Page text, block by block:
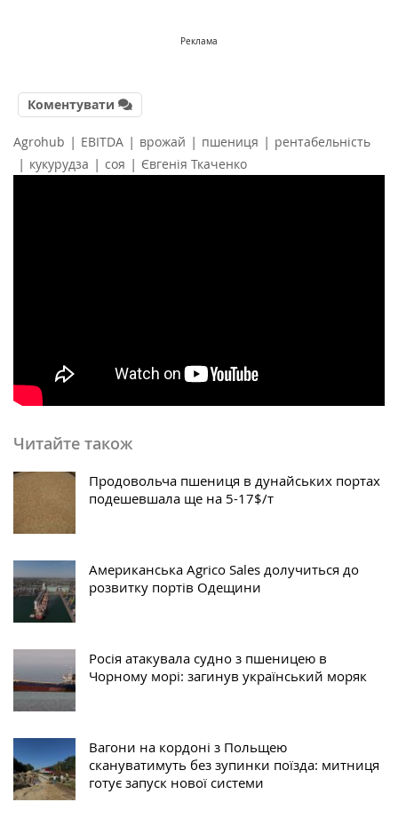
Реклама
Коментувати
Agrohub | EBITDA | врожай | пшениця | рентабельність
| кукурудза | соя | Євгенія Ткаченко
Читайте також
Продовольча пшениця в дунайських портах
подешевшала ще на 5-17$/т
Американська Agrico Sales долучиться до
розвитку портів Одещини
Росія атакувала судно з пшеницею в
Чорному морі: загинув український моряк
Вагони на кордоні з Польщею
скануватимуть без зупинки поїзда: митниця
готує запуск нової системи